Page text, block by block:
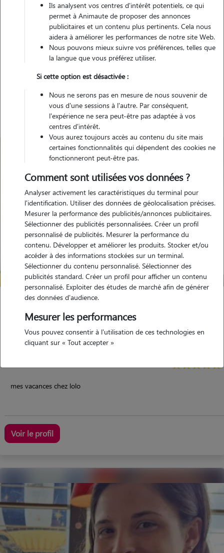
Garde animaux France Hauts-de-France
Calvados
Douvres-la-Délivrande
Nos gardiens à Douvres-la-
Délivrande
Cresserons 14440
maison
mes vacances chez lolo
Voir le profil
Ils analysent vos centres d'intérêt potentiels, ce qui
permet à Animaute de proposer des annonces
publicitaires et un contenu plus pertinents. Cela nous
aidera à améliorer les performances de notre site Web.
Nous pouvons mieux suivre vos préférences, telles que
la langue que vous préférez utiliser.
Si cette option est désactivée :
Nous ne serons pas en mesure de nous souvenir de
vous d'une sessions à l'autre. Par conséquent,
l'expérience ne sera peut-être pas adaptée à vos
centres d'intérêt.
Vous aurez toujours accès au contenu du site mais
certaines fonctionnalités qui dépendent des cookies ne
fonctionneront peut-être pas.
Comment sont utilisées vos données ?
Analyser activement les caractéristiques du terminal pour
l'identification. Utiliser des données de géolocalisation précises.
Mesurer la performance des publicités/annonces publicitaires.
Sélectionner des publicités personnalisées. Créer un profil
personnalisé de publicités. Mesurer la performance du
contenu. Développer et améliorer les produits. Stocker et/ou
accéder à des informations stockées sur un terminal.
Sélectionner du contenu personnalisé. Sélectionner des
publicités standard. Créer un profil pour afficher un contenu
personnalisé. Exploiter des études de marché afin de générer
des données d'audience.
Mesurer les performances
Vous pouvez consentir à l'utilisation de ces technologies en
cliquant sur « Tout accepter »